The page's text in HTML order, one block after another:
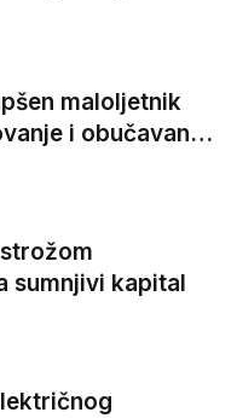
van EU
maloljetnik
i obučavanje
djela
sumnjivi kapital